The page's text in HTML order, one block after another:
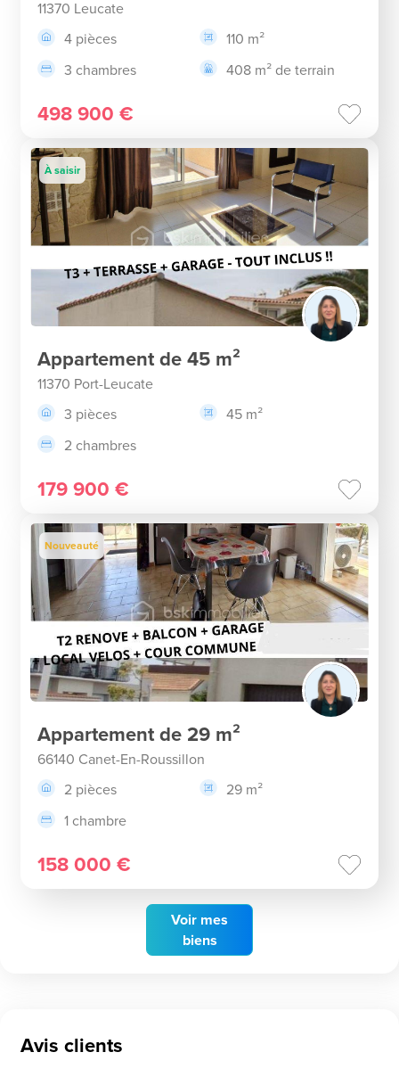
Voir mes
biens
11370 Leucate
4 pièces
110 m²
3 chambres
408 m² de terrain
498 900 €
À saisir
Appartement de 45 m²
11370 Port-Leucate
3 pièces
45 m²
2 chambres
179 900 €
Nouveauté
Appartement de 29 m²
66140 Canet-En-Roussillon
2 pièces
29 m²
1 chambre
158 000 €
Avis clients